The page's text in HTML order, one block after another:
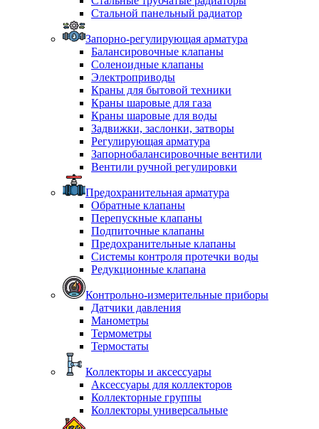
Стальной панельный радиатор
Запорно-регулирующая арматура
Балансировочные клапаны
Соленоидные клапаны
Электроприводы
Краны для бытовой техники
Краны шаровые для газа
Краны шаровые для воды
Задвижки, заслонки, затворы
Регулирующая арматура
Запорнобалансировочные вентили
Вентили ручной регулировки
Предохранительная арматура
Обратные клапаны
Перепускные клапаны
Подпиточные клапаны
Предохранительные клапаны
Системы контроля протечки воды
Редукционные клапана
Контрольно-измерительные приборы
Датчики давления
Манометры
Термометры
Термостаты
Коллекторы и аксессуары
Аксессуары для коллекторов
Коллекторные группы
Коллекторы универсальные